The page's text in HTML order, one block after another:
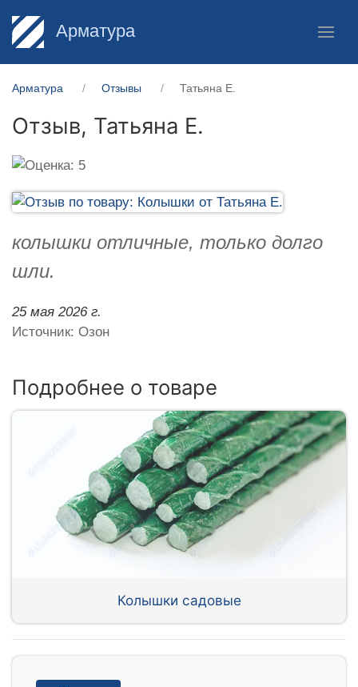
Арматура
Арматура Отзывы Татьяна Е.
Отзыв, Татьяна Е.
колышки отличные, только долго
шли.
25 мая 2026 г.
Источник: Озон
Подробнее о товаре
Колышки садовые